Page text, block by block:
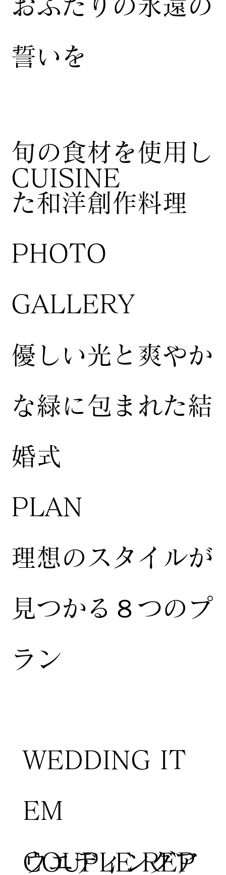
CUISINE
​旬の食材を使用し
た和洋創作料理
​PHOTO
GALLERY
​優しい光と爽やか
な緑に包まれた結
婚式
​PLAN
おふたりの永遠の
誓いを
COUPLE REP
​理想のスタイルが
見つかる８つのプ
ラン
WEDDING IT
EM
​ウエディングア